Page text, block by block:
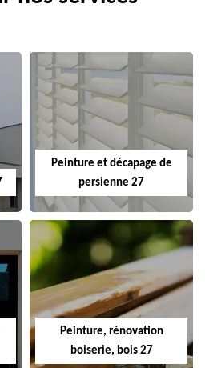
Peinture et décapage de
persienne 27
Peinture, rénovation
boiserie, bois 27